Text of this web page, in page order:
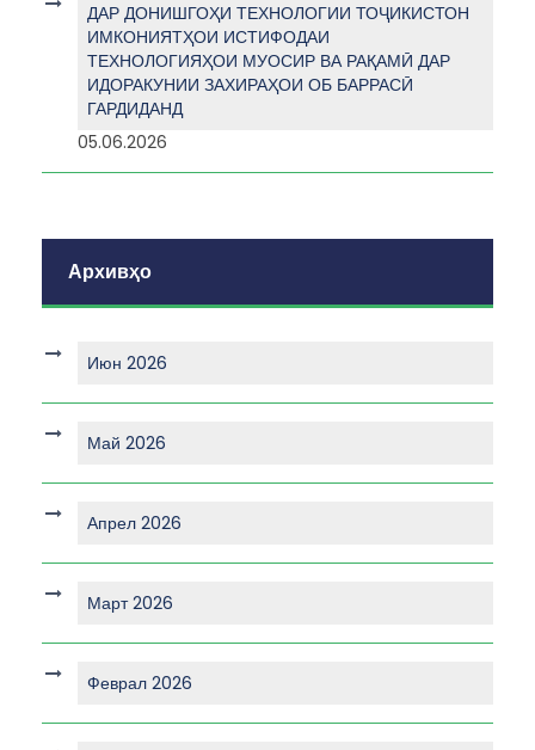
ДАР ДОНИШГОҲИ ТЕХНОЛОГИИ ТОҶИКИСТОН
ИМКОНИЯТҲОИ ИСТИФОДАИ
ТЕХНОЛОГИЯҲОИ МУОСИР ВА РАҚАМӢ ДАР
ИДОРАКУНИИ ЗАХИРАҲОИ ОБ БАРРАСӢ
ГАРДИДАНД
05.06.2026
Архивҳо
Июн 2026
Май 2026
Апрел 2026
Март 2026
Феврал 2026